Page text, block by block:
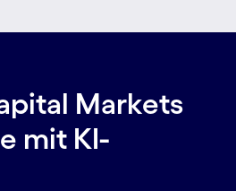
Markets
mit KI-